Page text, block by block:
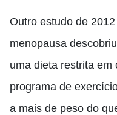
Outro estudo de
menopausa
uma dieta restrita em
programa de
a mais de peso do